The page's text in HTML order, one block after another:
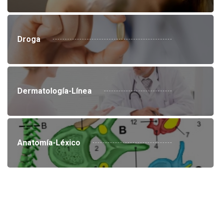
Droga
Dermatología-Línea
Anatomía-Léxico